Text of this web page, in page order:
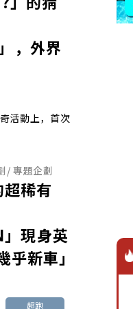
，外界
活動上，首次
/專題企劃
稀有
現身英
新車」
超跑